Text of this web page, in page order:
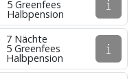
5 Greenfees
Halbpension
7 Nächte
5 Greenfees
Halbpension